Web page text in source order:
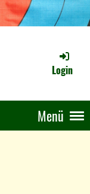
Login
Menü